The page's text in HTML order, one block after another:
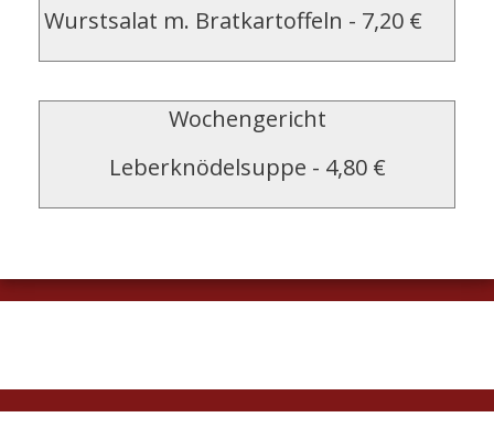
Wurstsalat m. Bratkartoffeln - 7,20 €
Wochengericht
Leberknödelsuppe - 4,80 €